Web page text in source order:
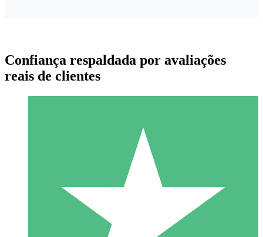
Pacotes de Créditos Individuais
Pague conforme o uso com créditos de download. Sem
Confiança respaldada por avaliações
reais de clientes